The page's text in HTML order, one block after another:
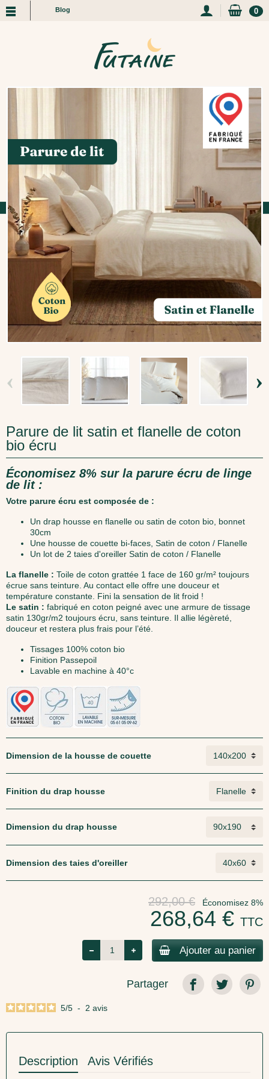
Blog 0
‹ ›
Parure de lit satin et flanelle de coton
bio écru
Économisez 8% sur la parure écru de linge
de lit :
Votre parure écru est composée de :
Un drap housse en flanelle ou satin de coton bio, bonnet
30cm
Une housse de couette bi-faces, Satin de coton / Flanelle
Un lot de 2 taies d'oreiller Satin de coton / Flanelle
La flanelle : Toile de coton grattée 1 face de 160 gr/m² toujours
écrue sans teinture. Au contact elle offre une douceur et
température constante. Fini la sensation de lit froid !
Le satin : fabriqué en coton peigné avec une armure de tissage
satin 130gr/m2 toujours écru, sans teinture. Il allie légèreté,
douceur et restera plus frais pour l’été.
Tissages 100% coton bio
Finition Passepoil
Lavable en machine à 40°c
Dimension de la housse de couette
Finition du drap housse
Dimension du drap housse
Dimension des taies d'oreiller
292,00 € Économisez 8%
268,64 € TTC
Ajouter au panier
Partager
5/5 - 2 avis
Description Avis Vérifiés